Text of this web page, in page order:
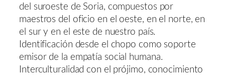
del suroeste de Soria, compuestos por
maestros del oficio en el oeste, en el norte, en
el sur y en el este de nuestro país.
Identificación desde el chopo como soporte
emisor de la empatía social humana.
Interculturalidad con el prójimo, conocimiento